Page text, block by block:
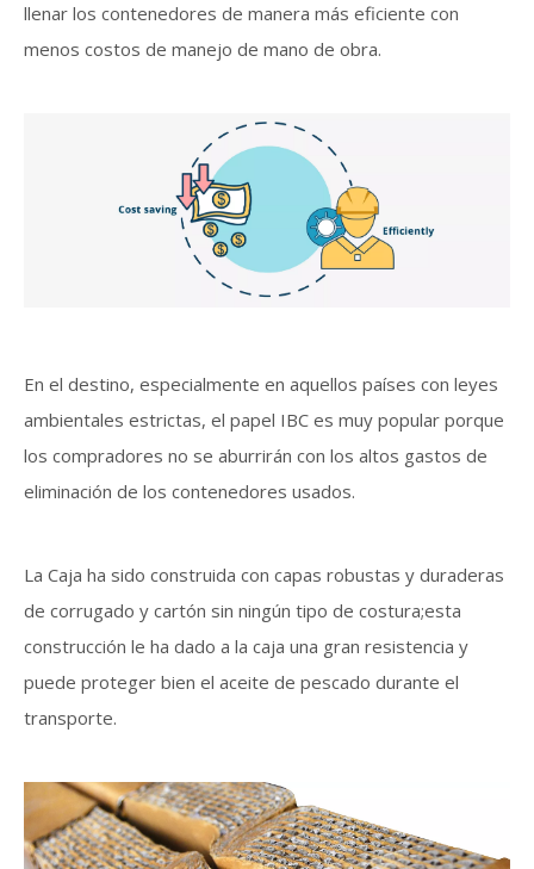
llenar los contenedores de manera más eficiente con
menos costos de manejo de mano de obra.
En el destino, especialmente en aquellos países con leyes
ambientales estrictas, el papel IBC es muy popular porque
los compradores no se aburrirán con los altos gastos de
eliminación de los contenedores usados.
La Caja ha sido construida con capas robustas y duraderas
de corrugado y cartón sin ningún tipo de costura;esta
construcción le ha dado a la caja una gran resistencia y
puede proteger bien el aceite de pescado durante el
transporte.